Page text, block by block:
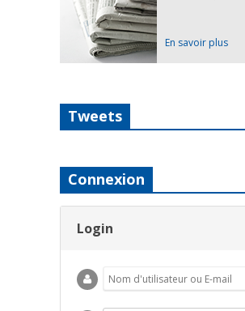
En savoir plus
Tweets
Connexion
Login